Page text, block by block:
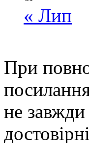
« Лип
При
не завжди